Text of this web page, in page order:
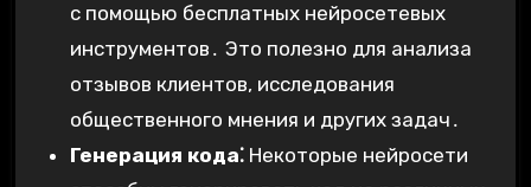
с помощью бесплатных нейросетевых
инструментов․ Это полезно для анализа
отзывов клиентов, исследования
общественного мнения и других задач․
Генерация кода⁚Некоторые нейросети